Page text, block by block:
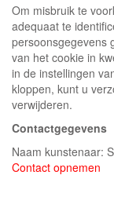
Om misbruik te
adequaat te
persoonsgegevens
van het cookie in
in de instellingen
kloppen, kunt u
verwijderen.
Contactgegevens
Naam kunstenaar:
Contact opnemen